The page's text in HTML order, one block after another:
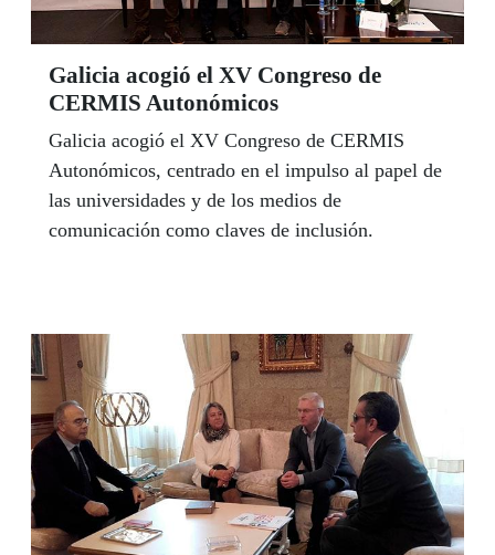
Galicia acogió el XV Congreso de
CERMIS Autonómicos
Galicia acogió el XV Congreso de CERMIS
Autonómicos, centrado en el impulso al papel de
las universidades y de los medios de
comunicación como claves de inclusión.